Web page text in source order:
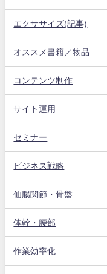
エクササイズ(記事)
オススメ書籍／物品
コンテンツ制作
サイト運用
セミナー
ビジネス戦略
仙腸関節・骨盤
体幹・腰部
作業効率化